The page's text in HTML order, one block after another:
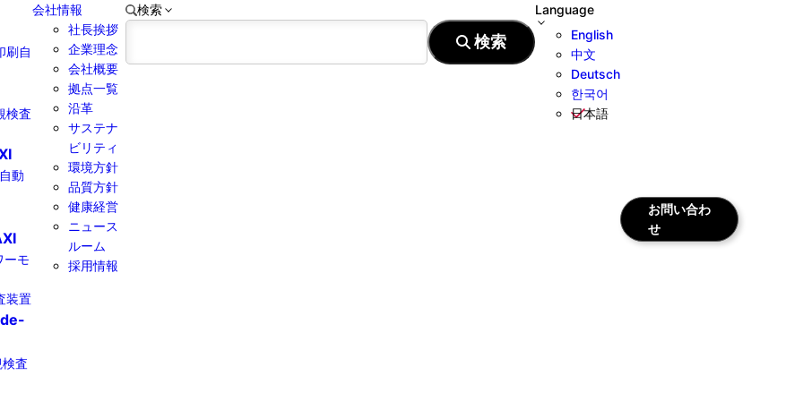
刷自
検査
動
ーモ
装置
査
会社情報
社長挨拶
企業理念
会社概要
拠点一覧
沿革
サステナ
ビリティ
環境方針
品質方針
健康経営​
ニュース
ルーム
採用情報
検索
Language
English
中文
Deutsch
한국어
日本語
お問い合わ
せ